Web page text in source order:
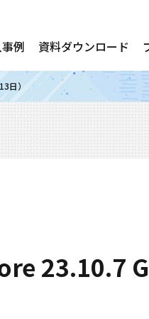
例 資料ダウンロード
日）
23.10.7